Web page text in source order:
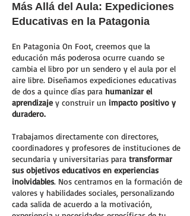
Más Allá del Aula: Expediciones
Educativas en la Patagonia
En Patagonia On Foot, creemos que la
educación más poderosa ocurre cuando se
cambia el libro por un sendero y el aula por el
aire libre. Diseñamos expediciones educativas
de dos a quince días para humanizar el
aprendizajey construir un impacto positivo y
duradero.
Trabajamos directamente con directores,
coordinadores y profesores de instituciones de
secundaria y universitarias para transformar
sus objetivos educativos en experiencias
inolvidables. Nos centramos en la formación de
valores y habilidades sociales, personalizando
cada salida de acuerdo a la motivación,